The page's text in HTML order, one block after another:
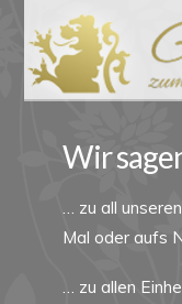
Wir
… zu all
Mal oder aufs
… zu allen